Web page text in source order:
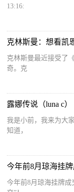
13:16:
克林斯曼最近接受了
奇。克
露娜传说（luna c）
我是小前，我来为大
知道，
今年前8月琼海挂牌成